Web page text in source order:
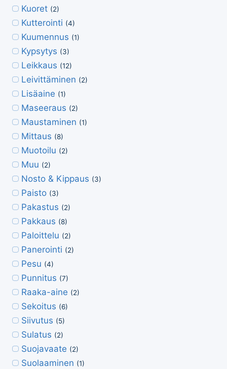
Kuoret (2)
Kutterointi (4)
Kuumennus (1)
Kypsytys (3)
Leikkaus (12)
Leivittäminen (2)
Lisäaine (1)
Maseeraus (2)
Maustaminen (1)
Mittaus (8)
Muotoilu (2)
Muu (2)
Nosto & Kippaus (3)
Paisto (3)
Pakastus (2)
Pakkaus (8)
Paloittelu (2)
Panerointi (2)
Pesu (4)
Punnitus (7)
Raaka-aine (2)
Sekoitus (6)
Siivutus (5)
Sulatus (2)
Suojavaate (2)
Suolaaminen (1)